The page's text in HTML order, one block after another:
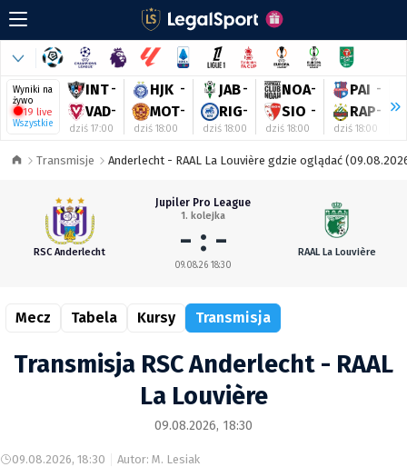
Wyniki na
żywo
19 live
Wszystkie
INT-
VAD-
dziś 17:00
HJK -
MOT-
dziś 18:00
JAB-
RIG-
dziś 18:00
NOA-
SIO -
dziś 18:00
PAI -
RAP-
dziś 18:00
Transmisje Anderlecht - RAAL La Louvière gdzie oglądać
RSC Anderlecht
Jupiler Pro League
1. kolejka
- : -
09.08.26 18:30
RAAL La Louvière
Mecz Tabela Kursy Transmisja
Transmisja RSC Anderlecht - RAAL
La Louvière
09.08.2026, 18:30
09.08.2026, 18:30 Autor: M. Lesiak